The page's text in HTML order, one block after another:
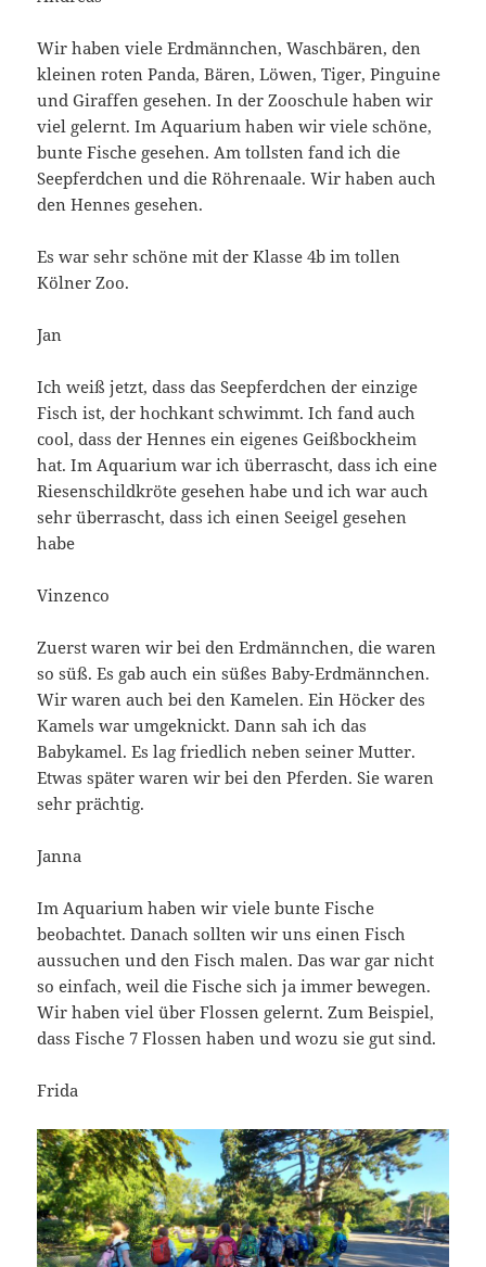
Wir haben viele Erdmännchen, Waschbären, den
kleinen roten Panda, Bären, Löwen, Tiger, Pinguine
und Giraffen gesehen. In der Zooschule haben wir
viel gelernt. Im Aquarium haben wir viele schöne,
bunte Fische gesehen. Am tollsten fand ich die
Seepferdchen und die Röhrenaale. Wir haben auch
den Hennes gesehen.
Es war sehr schöne mit der Klasse 4b im tollen
Kölner Zoo.
Jan
Ich weiß jetzt, dass das Seepferdchen der einzige
Fisch ist, der hochkant schwimmt. Ich fand auch
cool, dass der Hennes ein eigenes Geißbockheim
hat. Im Aquarium war ich überrascht, dass ich eine
Riesenschildkröte gesehen habe und ich war auch
sehr überrascht, dass ich einen Seeigel gesehen
habe
Vinzenco
Zuerst waren wir bei den Erdmännchen, die waren
so süß. Es gab auch ein süßes Baby-Erdmännchen.
Wir waren auch bei den Kamelen. Ein Höcker des
Kamels war umgeknickt. Dann sah ich das
Babykamel. Es lag friedlich neben seiner Mutter.
Etwas später waren wir bei den Pferden. Sie waren
sehr prächtig.
Janna
Im Aquarium haben wir viele bunte Fische
beobachtet. Danach sollten wir uns einen Fisch
aussuchen und den Fisch malen. Das war gar nicht
so einfach, weil die Fische sich ja immer bewegen.
Wir haben viel über Flossen gelernt. Zum Beispiel,
dass Fische 7 Flossen haben und wozu sie gut sind.
Frida